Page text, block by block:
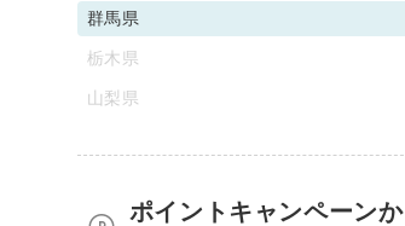
群馬県
栃木県
山梨県
ポイントキャンペーンか